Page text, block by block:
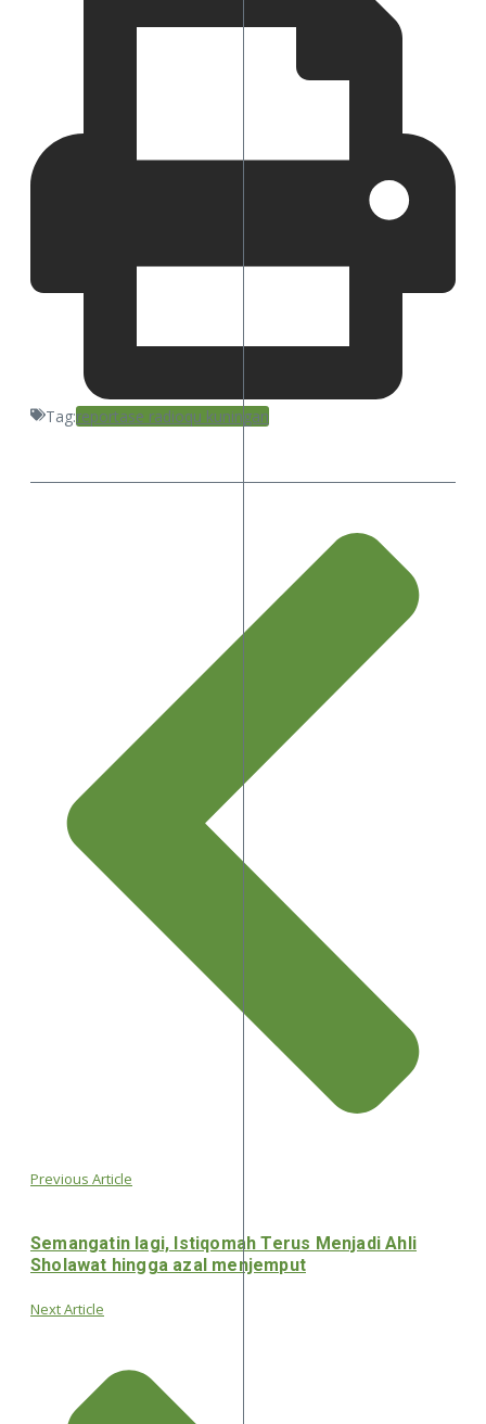
Tag:reportase radioqu kuningan
Previous Article
Semangatin lagi, Istiqomah Terus Menjadi Ahli
Sholawat hingga azal menjemput
Next Article